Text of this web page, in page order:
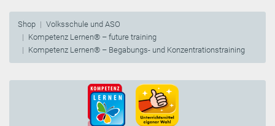
Shop
Volksschule und ASO
Kompetenz Lernen® – future training
Kompetenz Lernen® – Begabungs- und Konzentrationstraining